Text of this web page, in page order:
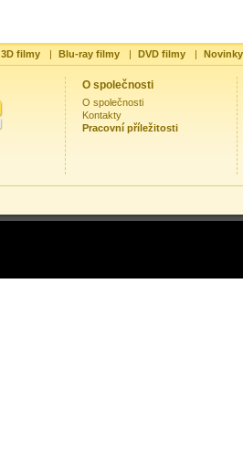
3D filmy | Blu-ray filmy | DVD filmy |
O společnosti
O společnosti
Kontakty
Pracovní příležitosti